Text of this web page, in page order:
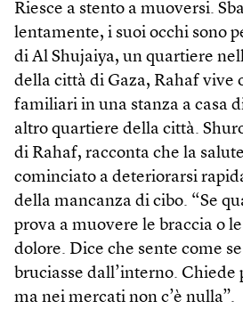
Riesce a stento a muoversi.
lentamente, i suoi occhi sono
di Al Shujaiya, un quartiere
della città di Gaza, Rahaf vive
familiari in una stanza a casa
altro quartiere della città.
di Rahaf, racconta che la
cominciato a deteriorarsi
della mancanza di cibo. “Se
prova a muovere le braccia o
dolore. Dice che sente come
bruciasse dall’interno. Chiede
ma nei mercati non c’è nulla”.